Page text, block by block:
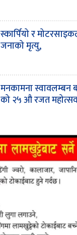
स्कार्पियो र
जनाको मृत्यु,
मनकामना स्वावलम्बन
को २५ औ रजत